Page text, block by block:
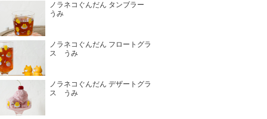
ノラネコぐんだん タンブラー
うみ
ノラネコぐんだん フロートグラ
ス うみ
ノラネコぐんだん デザートグラ
ス うみ